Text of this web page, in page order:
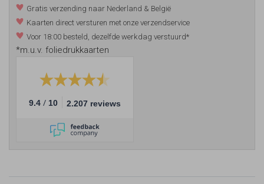
Gratis verzending naar Nederland & België
Kaarten direct versturen met onze verzendservice
Voor 18:00 besteld, dezelfde werkdag verstuurd*
*m.u.v. foliedrukkaarten
9.4 / 10 2.207 reviews